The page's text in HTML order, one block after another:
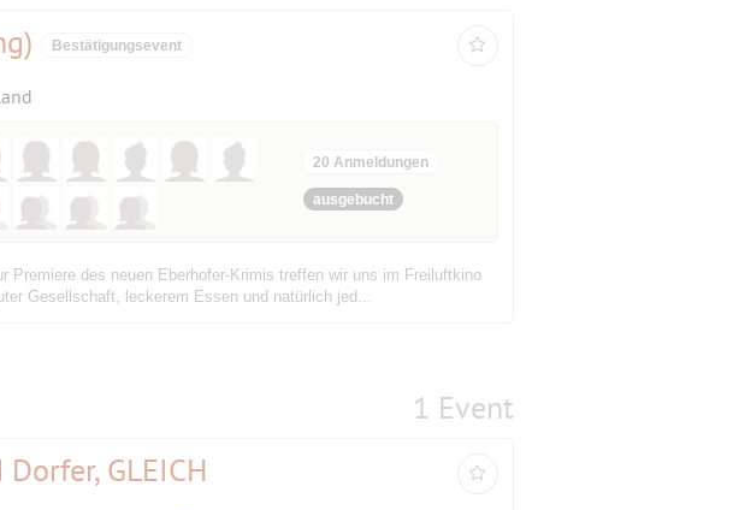
Bestätigungsevent
20 Anmeldungen
ausgebucht
des neuen Eberhofer-Krimis treffen wir uns im Freiluftkino
Gesellschaft, leckerem Essen und natürlich jed...
1 Event
GLEICH